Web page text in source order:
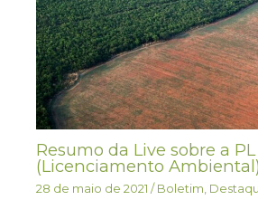
Resumo da Live sobre a
(Licenciamento Ambiental)
28 de maio de 2021/ Boletim,